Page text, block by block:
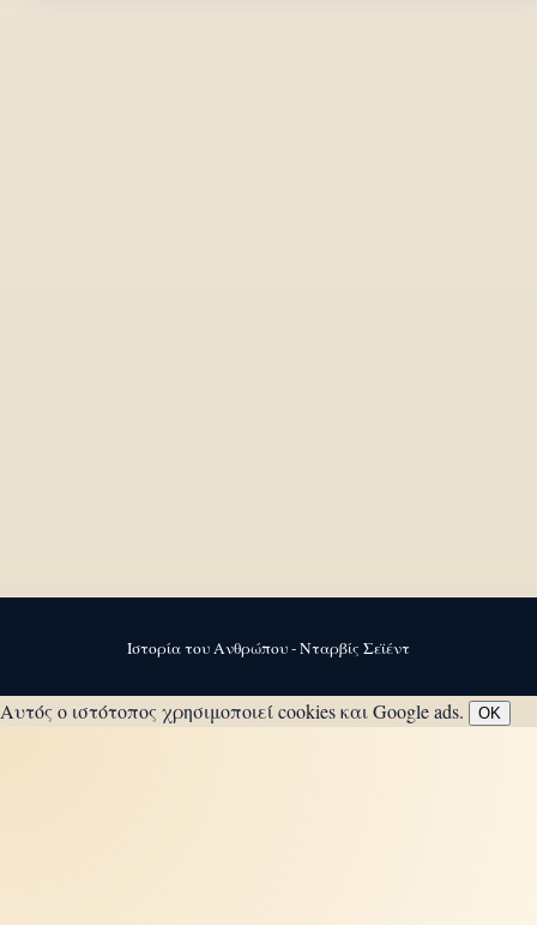
Ιστορία του Ανθρώπου - Νταρβίς Σεϊέντ
Αυτός ο ιστότοπος χρησιμοποιεί cookies και Google ads. OK